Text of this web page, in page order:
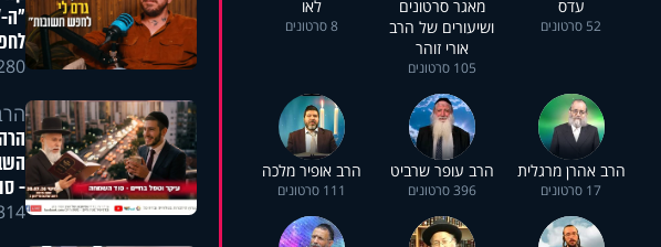
עדס
52 סרטונים
מאגר סרטונים
ושיעורים של הרב
אורי זוהר
105 סרטונים
לאו
8 סרטונים
הרב אהרן מרגלית
17 סרטונים
הרב עופר שרביט
396 סרטונים
הרב אופיר מלכה
111 סרטונים
6280
-
1314